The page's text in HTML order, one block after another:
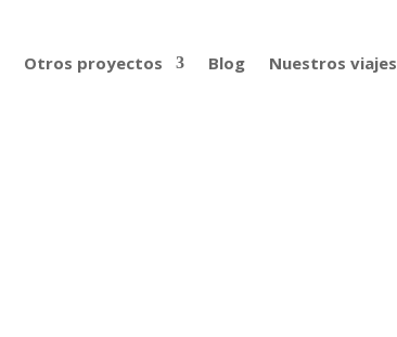
Otros proyectos Blog Nuestros viajes